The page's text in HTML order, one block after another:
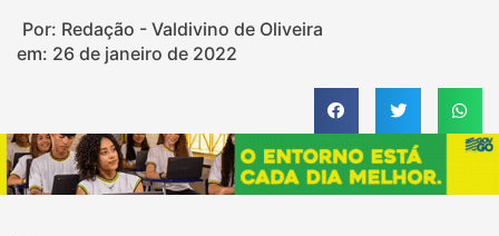
Por: Redação - Valdivino de Oliveira
em: 26 de janeiro de 2022